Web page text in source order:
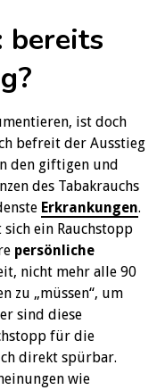
bereits
ist doch
befreit der Ausstieg
den giftigen und
des Tabakrauchs
Erkrankungen.
ein Rauchstopp
persönliche
nicht mehr alle 90
zu „müssen“, um
sind diese
für die
direkt spürbar.
wie